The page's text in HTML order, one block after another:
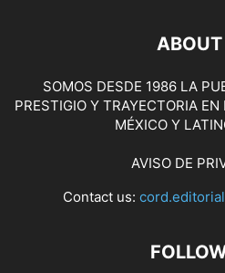
SOMOS DESDE 1986 LA
PRESTIGIO Y TRAYECTORIA
MÉXICO Y
AVISO DE
Contact us: